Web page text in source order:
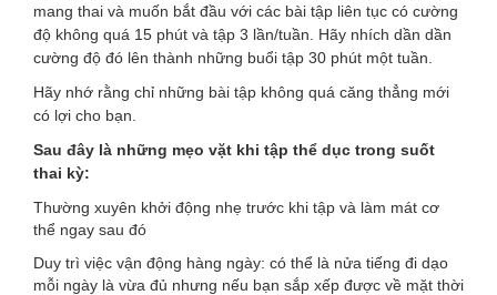
mang thai và muốn bắt đầu với các bài tập liên tục có cường
độ không quá 15 phút và tập 3 lần/tuần. Hãy nhích dần dần
cường độ đó lên thành những buổi tập 30 phút một tuần.
Hãy nhớ rằng chỉ những bài tập không quá căng thẳng mới
có lợi cho bạn.
Sau đây là những mẹo vặt khi tập thể dục trong suốt
thai kỳ:
Thường xuyên khởi động nhẹ trước khi tập và làm mát cơ
thể ngay sau đó
Duy trì việc vận động hàng ngày: có thể là nửa tiếng đi dạo
mỗi ngày là vừa đủ nhưng nếu bạn sắp xếp được về mặt thời